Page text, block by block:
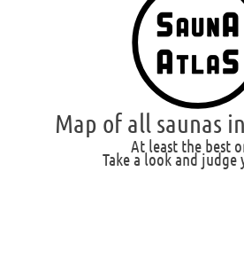
Map of all saunas
At least the best
Take a look and judge